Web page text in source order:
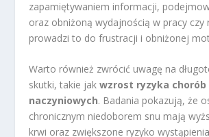
zapamiętywaniem informacji,
oraz obniżoną wydajnością w pracy czy
prowadzi to do frustracji i obniżonej
Warto również zwrócić uwagę na
skutki, takie jakwzrost ryzyka chorób
naczyniowych. Badania pokazują, że
chronicznym niedoborem snu mają
krwi oraz zwiększone ryzyko